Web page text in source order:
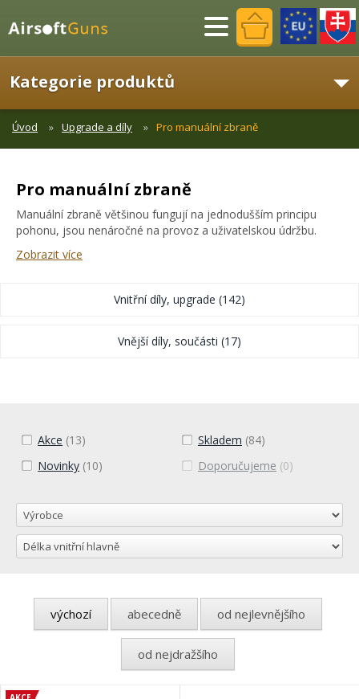
Menu
Kategorie produktů
Úvod Upgrade a díly Pro manuální zbraně
Pro manuální zbraně
Manuální zbraně většinou fungují na jednodušším principu
pohonu, jsou nenáročné na provoz a uživatelskou údržbu.
Zobrazit více
Vnitřní díly, upgrade (142)
Vnější díly, součásti (17)
Akce (13) Skladem (84)
Novinky (10) Doporučujeme (0)
výchozí abecedně od nejlevnějšího
od nejdražšího